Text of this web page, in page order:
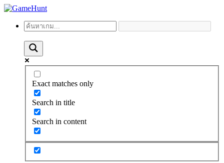
Exact matches only
Search in title
Search in content